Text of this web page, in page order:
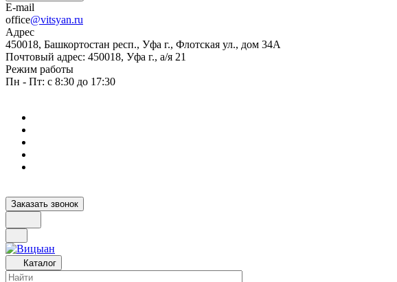
E-mail
office@vitsyan.ru
Адрес
450018, Башкортостан респ., Уфа г., Флотская ул., дом 34А
Почтовый адрес: 450018, Уфа г., а/я 21
Режим работы
Пн - Пт: с 8:30 до 17:30
Заказать звонок
Каталог